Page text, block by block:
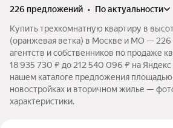
226 предложений •
по актуальности
Купить трехкомнатную квартиру в
(оранжевая ветка) в Москве и МО — 226
агентств и собственников по продаже
18 935 730 ₽ до 212 540 096 ₽ на
нашем каталоге предложения площадью
новостройках и вторичном жилье —
характеристики.